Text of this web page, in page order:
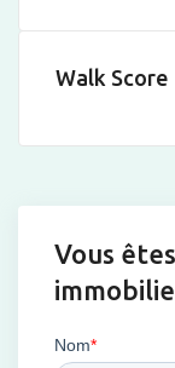
Walk Score
Vous